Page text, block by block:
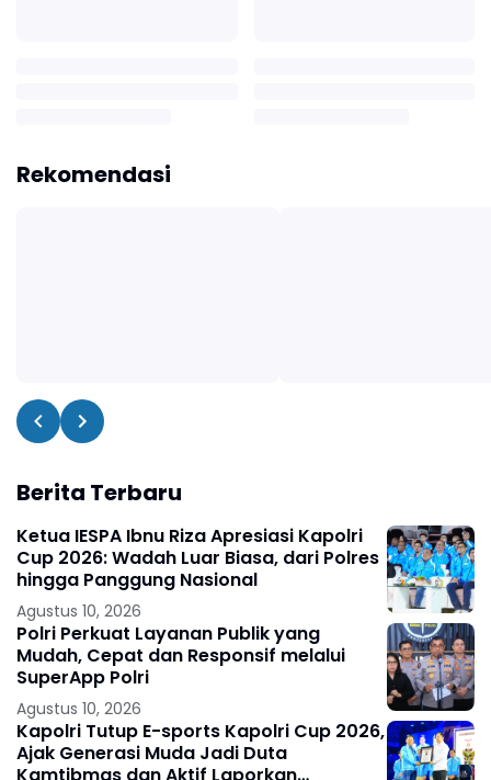
Rekomendasi
Berita Terbaru
Ketua IESPA Ibnu Riza Apresiasi Kapolri
Cup 2026: Wadah Luar Biasa, dari Polres
hingga Panggung Nasional
Agustus 10, 2026
Polri Perkuat Layanan Publik yang
Mudah, Cepat dan Responsif melalui
SuperApp Polri
Agustus 10, 2026
Kapolri Tutup E-sports Kapolri Cup 2026,
Ajak Generasi Muda Jadi Duta